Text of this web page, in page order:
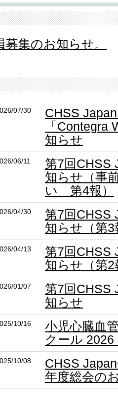
集のお知らせ。
07/30
CHSS
「Contegra
知らせ
06/11
第7回CHSS
知らせ（事
い 第4報）
04/30
第7回CHSS
知らせ（第3
04/13
第7回CHSS
知らせ（第2
01/07
第7回CHSS
知らせ
10/16
小児心臓血
クール
10/08
CHSS
年度総会の